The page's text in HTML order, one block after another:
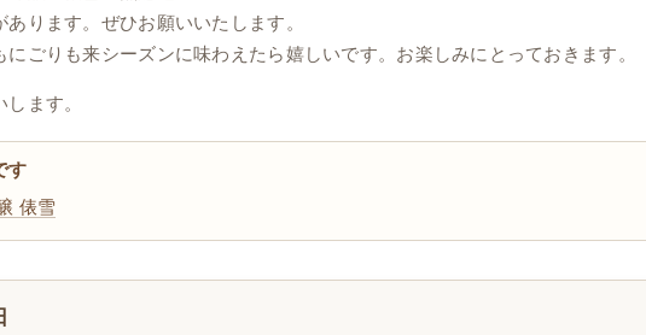
あります。ぜひお願いいたします。
にごりも来シーズンに味わえたら嬉しいです。お楽しみにとっておきます。
ます。
す
俵雪